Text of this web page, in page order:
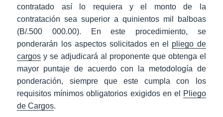
contratado así lo requiera y el monto de la
contratación sea superior a quinientos mil balboas
(B/.500 000.00). En este procedimiento, se
ponderarán los aspectos solicitados en el pliego de
cargos y se adjudicará al proponente que obtenga el
mayor puntaje de acuerdo con la metodología de
ponderación, siempre que este cumpla con los
requisitos mínimos obligatorios exigidos en el
Pliego
de Cargos.